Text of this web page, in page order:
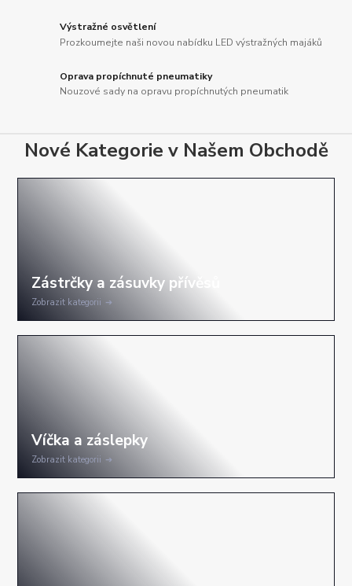
Výstražné osvětlení
Prozkoumejte naši novou nabídku LED výstražných majáků
Oprava propíchnuté pneumatiky
Nouzové sady na opravu propíchnutých pneumatik
Nové Kategorie v Našem Obchodě
Zobrazit kategorii
Zobrazit kategorii